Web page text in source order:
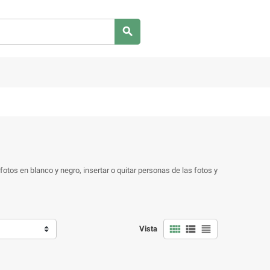

en blanco y negro, insertar o quitar personas de las fotos y
Vista   